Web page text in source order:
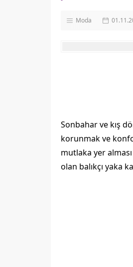
Moda
Sonbahar ve kış
korunmak ve
mutlaka yer
olan balıkçı yaka